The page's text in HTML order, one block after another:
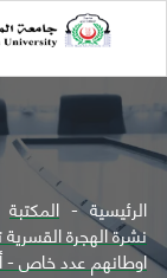
الرئيسية المكتبة
نشرة الهجرة القسرية
اوطانهم عدد خاص -